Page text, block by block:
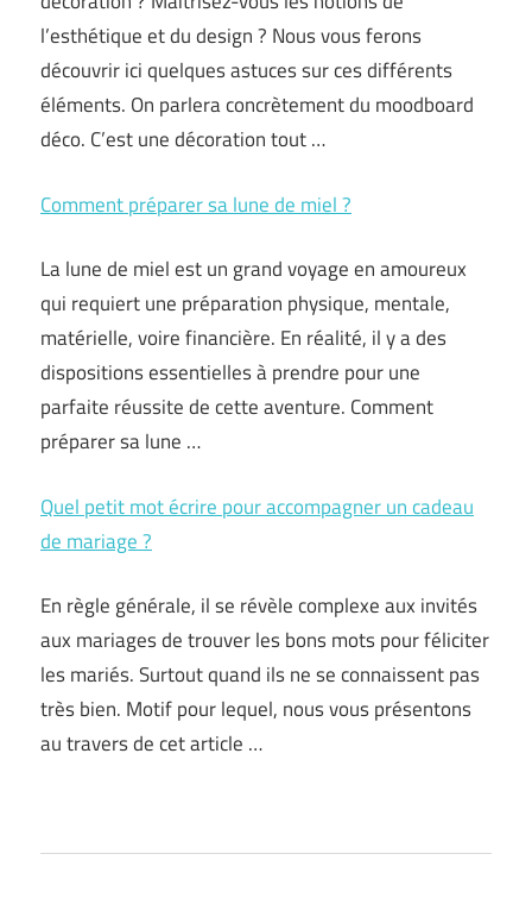
l’esthétique et du design ? Nous vous ferons
découvrir ici quelques astuces sur ces différents
éléments. On parlera concrètement du moodboard
déco. C’est une décoration tout …
Comment préparer sa lune de miel ?
La lune de miel est un grand voyage en amoureux
qui requiert une préparation physique, mentale,
matérielle, voire financière. En réalité, il y a des
dispositions essentielles à prendre pour une
parfaite réussite de cette aventure. Comment
préparer sa lune …
Quel petit mot écrire pour accompagner un cadeau
de mariage ?
En règle générale, il se révèle complexe aux invités
aux mariages de trouver les bons mots pour féliciter
les mariés. Surtout quand ils ne se connaissent pas
très bien. Motif pour lequel, nous vous présentons
au travers de cet article …